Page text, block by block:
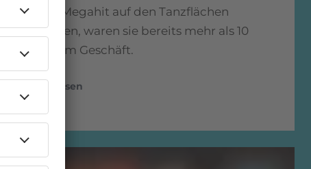
einen Megahit auf den Tanzflächen
landeten, waren sie bereits mehr als 10
Jahre im Geschäft.
mehr lesen